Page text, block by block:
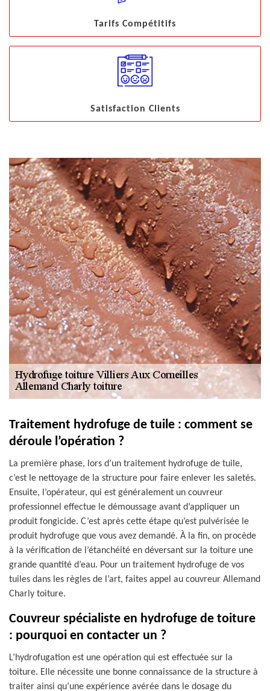
Tarifs Compétitifs
Satisfaction Clients
Traitement hydrofuge de tuile : comment se
déroule l’opération ?
La première phase, lors d’un traitement hydrofuge de tuile,
c’est le nettoyage de la structure pour faire enlever les saletés.
Ensuite, l’opérateur, qui est généralement un couvreur
professionnel effectue le démoussage avant d’appliquer un
produit fongicide. C’est après cette étape qu’est pulvérisée le
produit hydrofuge que vous avez demandé. À la fin, on procède
à la vérification de l’étanchéité en déversant sur la toiture une
grande quantité d’eau. Pour un traitement hydrofuge de vos
tuiles dans les règles de l’art, faites appel au couvreur Allemand
Charly toiture.
Couvreur spécialiste en hydrofuge de toiture
: pourquoi en contacter un ?
L’hydrofugation est une opération qui est effectuée sur la
toiture. Elle nécessite une bonne connaissance de la structure à
traiter ainsi qu’une expérience avérée dans le dosage du